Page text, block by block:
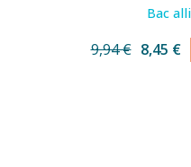
Bac
9,94 € 8,45 €